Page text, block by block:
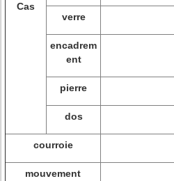
Cas
verre
encadrem
ent
pierre
dos
courroie
mouvement